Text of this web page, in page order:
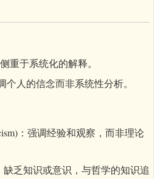
重于系统化的解释。
个人的信念而非系统性分析。
：强调经验和观察，而非理论
缺乏知识或意识，与哲学的知识追